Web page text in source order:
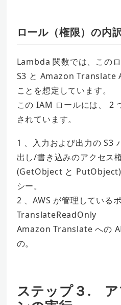
ロール（権限）の内
Lambda 関数では、この
S3 と Amazon Translate
ことを想定しています。
この IAM ロールには、 2
されています。
1 、入力および出力の S3
出し/書き込みのアクセス
(GetObject と PutObject)
シー。
2 、AWS が管理している
TranslateReadOnly
Amazon Translate への
の。
ステップ３. ア